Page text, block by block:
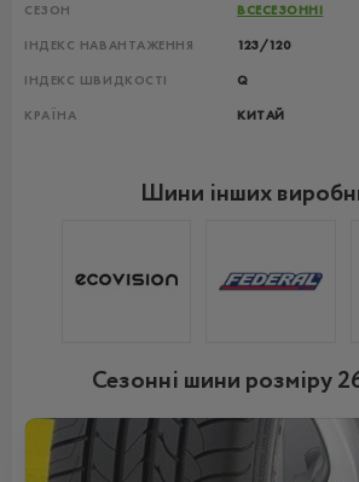
СЕЗОН ВСЕСЕЗОННІ
ІНДЕКС НАВАНТАЖЕННЯ 123/120
ІНДЕКС ШВИДКОСТІ Q
КРАЇНА КИТАЙ
Шини інших
Сезонні шини розміру